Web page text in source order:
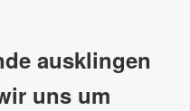
ausklingen
uns um